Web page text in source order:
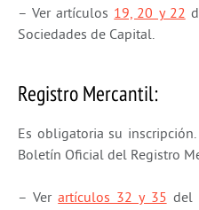
– Ver artículos 19, 20 y 22
Sociedades de Capital.
Registro Mercantil:
Es obligatoria su
Boletín Oficial del Registro
– Verartículos 32 y 35 del